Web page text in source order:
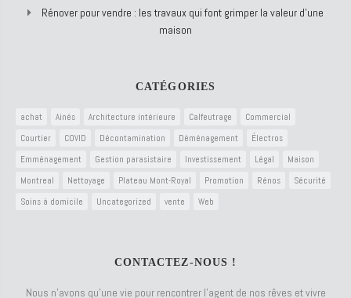
Rénover pour vendre : les travaux qui font grimper la valeur d’une
maison
CATÉGORIES
achat Ainés Architecture intérieure Calfeutrage
Commercial
Courtier
COVID Décontamination Déménagement
Électros
Emménagement
Gestion parasistaire Investissement Légal
Maison
Montreal
Nettoyage Plateau Mont-Royal Promotion Rénos
Sécurité
Soins à domicile
Uncategorized vente Web
CONTACTEZ-NOUS !
Nous n’avons qu’une vie pour rencontrer l’agent de nos rêves et vivre